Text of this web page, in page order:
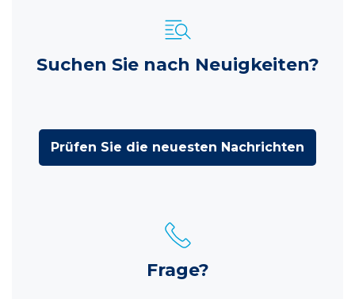
Suchen Sie nach Neuigkeiten?
Prüfen Sie die neuesten Nachrichten
Frage?